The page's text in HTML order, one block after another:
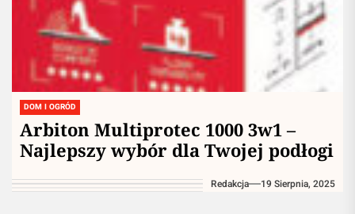
DOM I OGRÓD
Arbiton Multiprotec 1000 3w1 –
Najlepszy wybór dla Twojej podłogi
Redakcja 19 Sierpnia, 2025